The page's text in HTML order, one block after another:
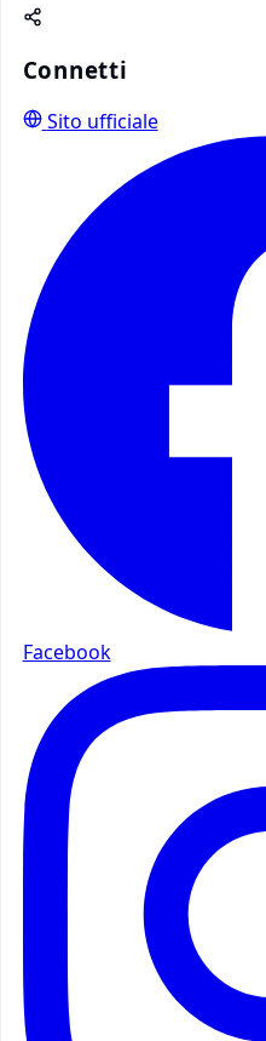
Connetti
Sito ufficiale
Facebook